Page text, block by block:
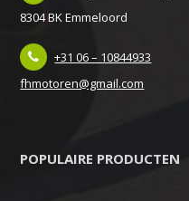
8304 BK Emmeloord
+31 06 – 10844933
fhmotoren@gmail.com
POPULAIRE PRODUCTEN